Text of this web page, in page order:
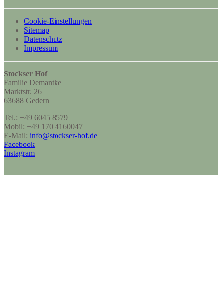
Cookie-Einstellungen
Sitemap
Datenschutz
Impressum
Stockser Hof
Familie Demantke
Marktstr. 26
63688 Gedern
Tel.: +49 6045 8579
Mobil: +49 170 4160047
E-Mail: info@stockser-hof.de
Facebook
Instagram